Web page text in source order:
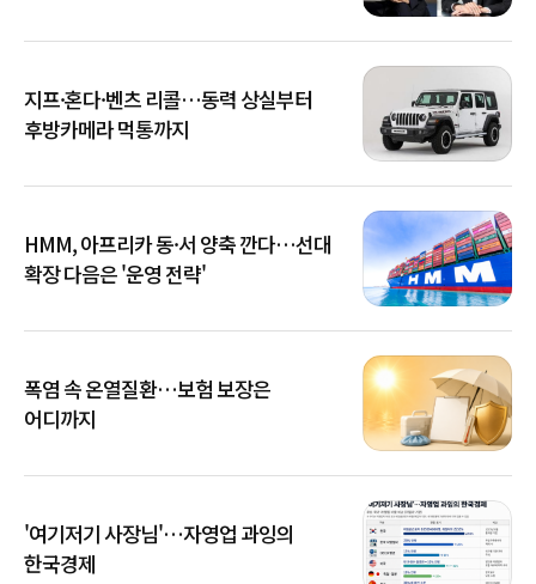
지프·혼다·벤츠 리콜…동력 상실부터
후방카메라 먹통까지
HMM, 아프리카 동·서 양축 깐다…선대
확장 다음은 '운영 전략'
폭염 속 온열질환…보험 보장은
어디까지
'여기저기 사장님'…자영업 과잉의
한국경제